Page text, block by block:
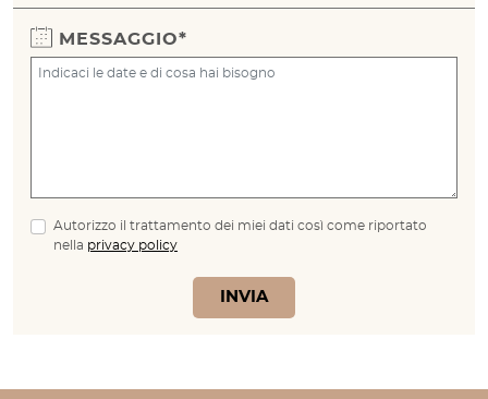
MESSAGGIO*
Autorizzo il trattamento dei miei dati così come riportato
nella privacy policy
INVIA